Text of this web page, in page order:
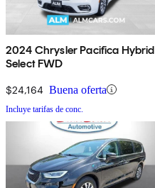
2024 Chrysler Pacifica Hybrid
Select FWD
$24,164 Buena oferta
Incluye tarifas de conc.